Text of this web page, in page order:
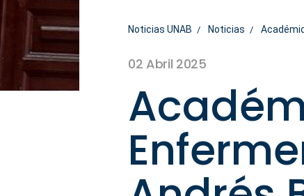
Noticias UNAB Noticias
02 Abril 2025